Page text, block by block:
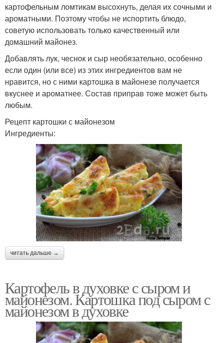
картофельным ломтикам высохнуть, делая их сочными и
ароматными. Поэтому чтобы не испортить блюдо,
советую использовать только качественный или
домашний майонез.
Добавлять лук, чеснок и сыр необязательно, особенно
если один (или все) из этих ингредиентов вам не
нравится, но с ними картошка в майонезе получается
вкуснее и ароматнее. Состав приправ тоже может быть
любым.
Рецепт картошки с майонезом
Ингредиенты:
читать дальше →
Картофель в духовке с сыром и
майонезом. Картошка под сыром с
майонезом в духовке